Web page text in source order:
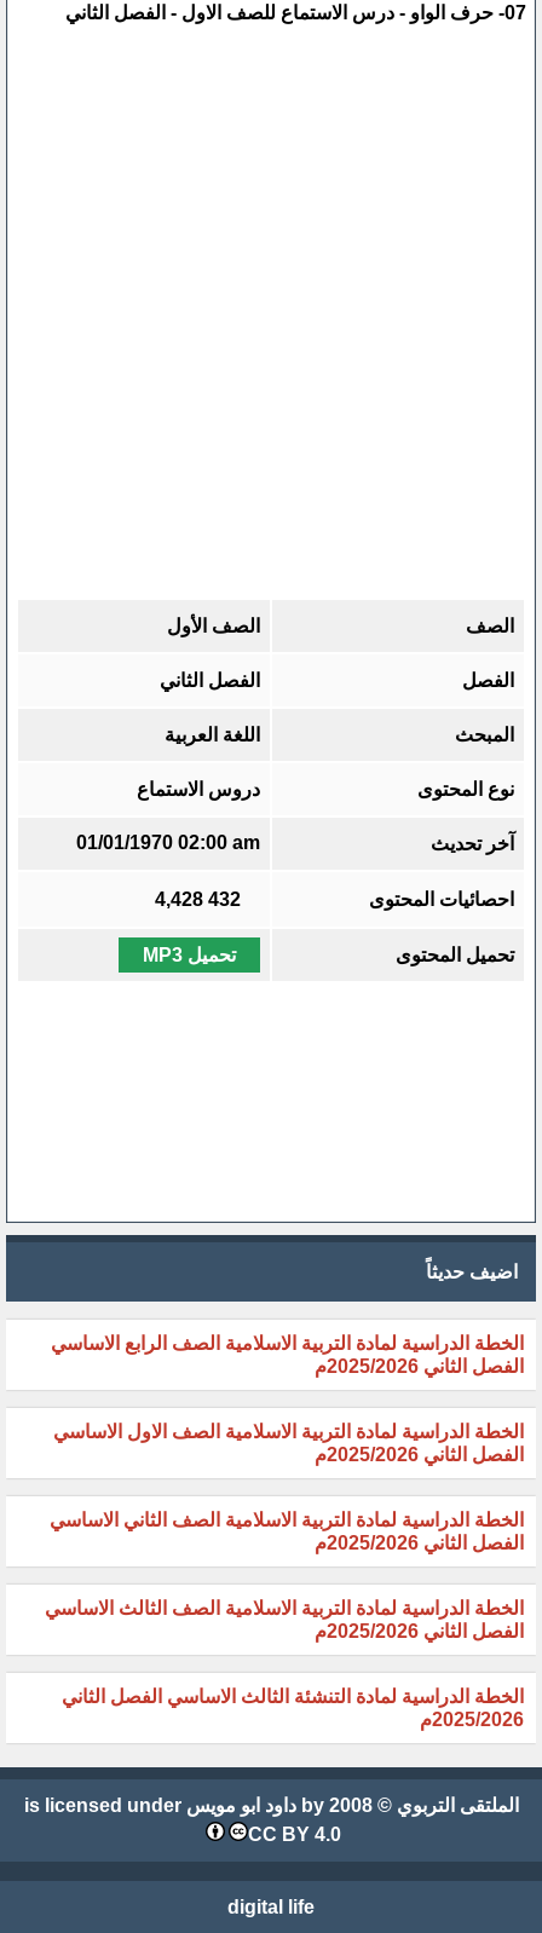
07- حرف الواو - درس الاستماع للصف الاول - الفصل الثاني
الصف الصف الأول
الفصل الفصل الثاني
المبحث اللغة العربية
نوع المحتوى دروس الاستماع
آخر تحديث 01/01/1970 02:00 am
احصائيات المحتوى 432
4,428
تحميل المحتوى تحميل MP3
اضيف حديثاً
الخطة الدراسية لمادة التربية الاسلامية الصف الرابع الاساسي
الفصل الثاني 2025/2026م
الخطة الدراسية لمادة التربية الاسلامية الصف الاول الاساسي
الفصل الثاني 2025/2026م
الخطة الدراسية لمادة التربية الاسلامية الصف الثاني الاساسي
الفصل الثاني 2025/2026م
الخطة الدراسية لمادة التربية الاسلامية الصف الثالث الاساسي
الفصل الثاني 2025/2026م
الخطة الدراسية لمادة التنشئة الثالث الاساسي الفصل الثاني
2025/2026م
الملتقى التربوي © 2008 by داود ابو مويس is licensed under
CC BY 4.0
digital life